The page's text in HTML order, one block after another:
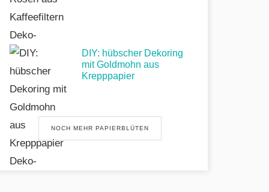
DIY: hübscher Dekoring
mit Goldmohn aus
Krepppapier
NOCH MEHR PAPIERBLÜTEN